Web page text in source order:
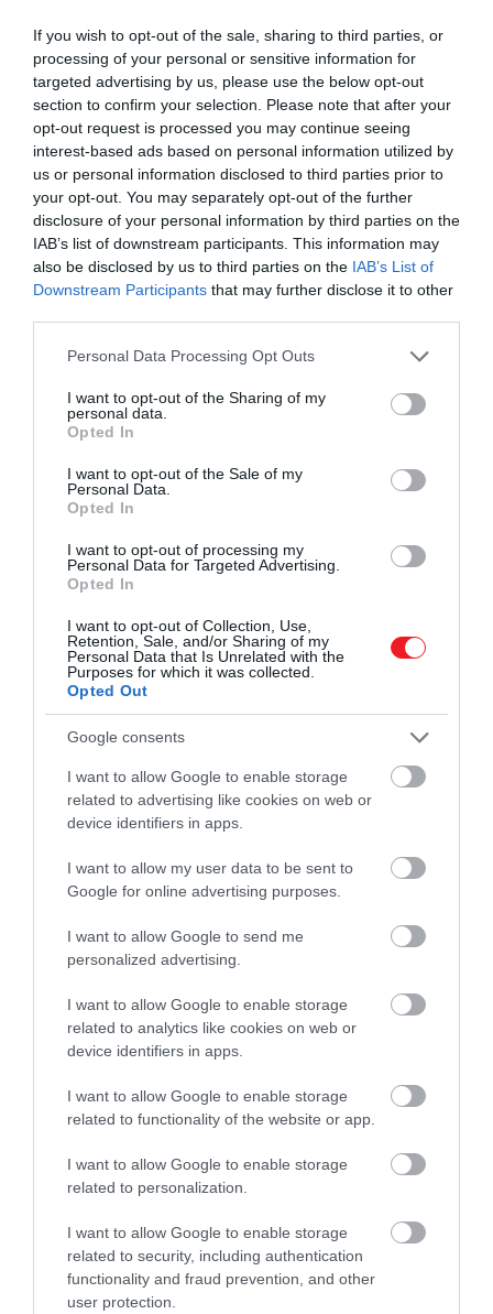
If you wish to opt-out of the sale, sharing to third parties, or
processing of your personal or sensitive information for
targeted advertising by us, please use the below opt-out
section to confirm your selection. Please note that after your
opt-out request is processed you may continue seeing
interest-based ads based on personal information utilized by
us or personal information disclosed to third parties prior to
your opt-out. You may separately opt-out of the further
disclosure of your personal information by third parties on the
IAB’s list of downstream participants. This information may
also be disclosed by us to third parties on the IAB’s List of
Downstream Participants that may further disclose it to other
Please note that this website/app uses one or more Google
not limited to your visit or usage behaviour. You may click to
grant or deny consent to Google and its third-party tags to
use your data for below specified purposes in below Google
consent section.
Personal Data Processing Opt Outs
I want to opt-out of the Sharing of my
personal data.
Opted In
I want to opt-out of the Sale of my
Personal Data.
Opted In
I want to opt-out of processing my
Personal Data for Targeted Advertising.
Opted In
I want to opt-out of Collection, Use,
Retention, Sale, and/or Sharing of my
Personal Data that Is Unrelated with the
Purposes for which it was collected.
Opted Out
Google consents
I want to allow Google to enable storage
related to advertising like cookies on web or
device identifiers in apps.
I want to allow my user data to be sent to
Google for online advertising purposes.
I want to allow Google to send me
personalized advertising.
I want to allow Google to enable storage
related to analytics like cookies on web or
device identifiers in apps.
I want to allow Google to enable storage
related to functionality of the website or app.
I want to allow Google to enable storage
related to personalization.
I want to allow Google to enable storage
related to security, including authentication
functionality and fraud prevention, and other
user protection.
kiderült, hogy a varjak fejlett számolási
technikával bírnak.
Egy új kísérlet érdekes összefüggést tárt
fel a szemszín és a sötétben látás
képessége között. Ha a kutatók feltevése
beigazolódik, talán választ kaphatunk arra
is, milyen evolúciós előnnyel bírnak a
2024. FEBRUÁR 13. ● HAMU ÉS GYÉMÁNT
A szemünk színe is
befolyásolhatja az olvasási…
Művelődj, szórakozz, kíváncsiskodj, kóstolgass
és ismerd meg a Hamu és Gyémánt világát!
ROVATOK
Kultúra